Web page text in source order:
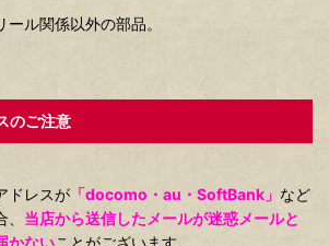
ール関係以外の部品。
のご注意
ドレスが 「docomo・au・SoftBank」 など
当店から送信したメールが迷惑メールと